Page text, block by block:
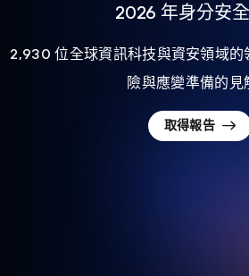
2026 年身分安
2,930 位全球資訊科技與資安領域的
險與應變準備的見
取得報告